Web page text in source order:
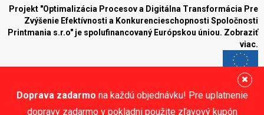
Doprava zadarmo na každú objednávku! Pre uplatnenie
dopravy zadarmo v pokladni použite zľavový kupón
Projekt "Optimalizácia Procesov a Digitálna Transformácia Pre
Zvýšenie Efektívnosti a Konkurencieschopnosti Spoločnosti
Printmania s.r.o" je spolufinancovaný Európskou úniou. Zobraziť
viac.
Blog